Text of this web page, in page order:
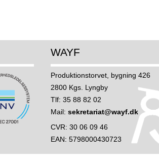
WAYF
Produktionstorvet, bygning 426
2800 Kgs. Lyngby
Tlf: 35 88 82 02
Mail:sekretariat@wayf.dk
CVR: 30 06 09 46
EAN: 5798000430723